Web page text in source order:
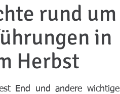
rund um
in
Herbst
End und andere wichtige